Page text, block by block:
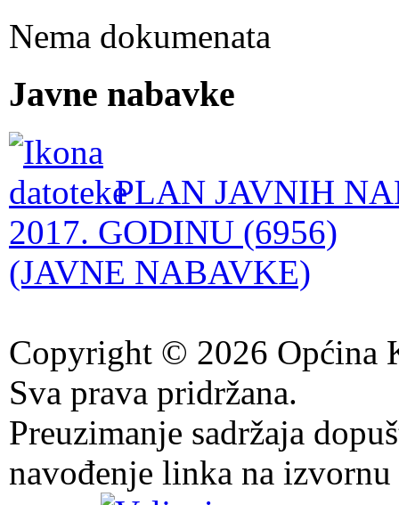
Nema dokumenata
Javne nabavke
PLAN JAVNIH
2017. GODINU (6956)
(JAVNE NABAVKE)
Copyright © 2026 Općina
Sva prava pridržana.
Preuzimanje sadržaja
navođenje linka na izvornu